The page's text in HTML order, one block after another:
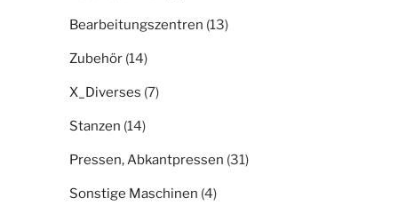
Bearbeitungszentren (13)
Zubehör (14)
X_Diverses (7)
Stanzen (14)
Pressen, Abkantpressen (31)
Sonstige Maschinen (4)